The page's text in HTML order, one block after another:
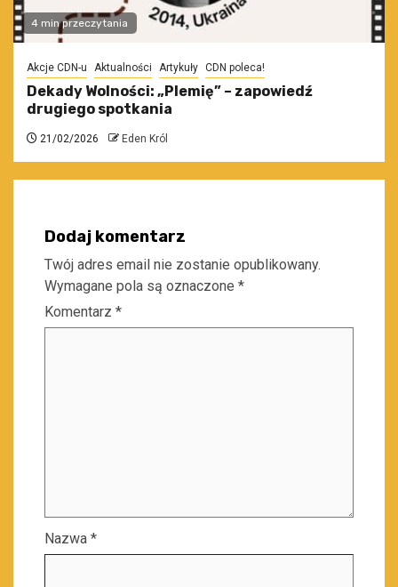
4 min przeczytania
Akcje CDN-u Aktualności Artykuły CDN poleca!
Dekady Wolności: „Plemię” – zapowiedź
drugiego spotkania
21/02/2026 Eden Król
Dodaj komentarz
Twój adres email nie zostanie opublikowany.
Wymagane pola są oznaczone *
Komentarz *
Nazwa *